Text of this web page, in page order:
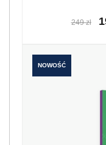
249 zł
NOWOŚĆ